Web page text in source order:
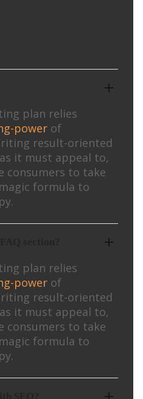
plan relies
powerof
result-oriented
it must appeal to,
consumers to take
formula to
plan relies
powerof
result-oriented
it must appeal to,
consumers to take
formula to